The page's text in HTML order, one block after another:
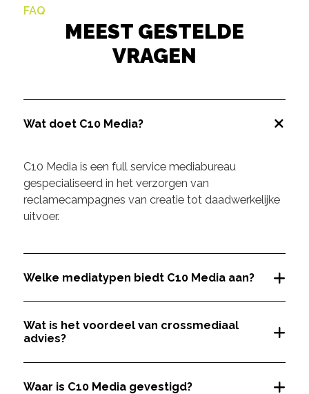
FAQ
MEEST GESTELDE
VRAGEN
Wat doet C10 Media?
C10 Media is een full service mediabureau
gespecialiseerd in het verzorgen van
reclamecampagnes van creatie tot daadwerkelijke
uitvoer.
Welke mediatypen biedt C10 Media aan?
Wat is het voordeel van crossmediaal
advies?
Waar is C10 Media gevestigd?